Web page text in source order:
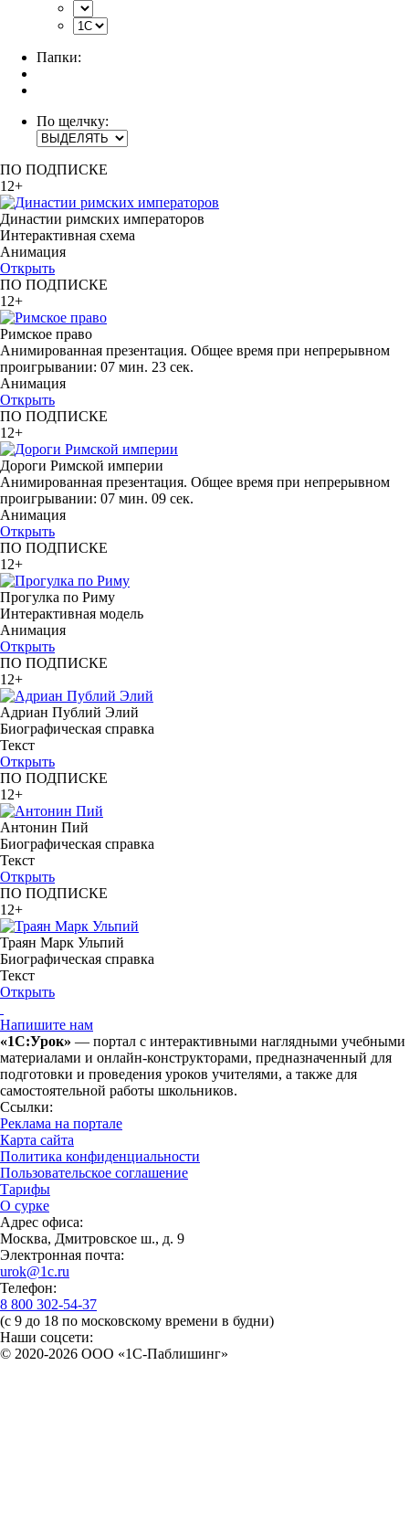
Папки:
По щелчку:
ПО ПОДПИСКЕ
12+
Династии римских императоров
Интерактивная схема
Анимация
Открыть
ПО ПОДПИСКЕ
12+
Римское право
Анимированная презентация. Общее время при непрерывном
проигрывании: 07 мин. 23 сек.
Анимация
Открыть
ПО ПОДПИСКЕ
12+
Дороги Римской империи
Анимированная презентация. Общее время при непрерывном
проигрывании: 07 мин. 09 сек.
Анимация
Открыть
ПО ПОДПИСКЕ
12+
Прогулка по Риму
Интерактивная модель
Анимация
Открыть
ПО ПОДПИСКЕ
12+
Адриан Публий Элий
Биографическая справка
Текст
Открыть
ПО ПОДПИСКЕ
12+
Антонин Пий
Биографическая справка
Текст
Открыть
ПО ПОДПИСКЕ
12+
Траян Марк Ульпий
Биографическая справка
Текст
Открыть
Напишите нам
«1С:Урок» — портал с интерактивными наглядными учебными
материалами и онлайн-конструкторами, предназначенный для
подготовки и проведения уроков учителями, а также для
самостоятельной работы школьников.
Ссылки:
Реклама на портале
Карта сайта
Политика конфиденциальности
Пользовательское соглашение
Тарифы
О сурке
Адрес офиса:
Москва, Дмитровское ш., д. 9
Электронная почта:
urok@1c.ru
Телефон:
8 800 302-54-37
(с 9 до 18 по московскому времени в будни)
Наши соцсети:
© 2020-2026 OOO «1С-Паблишинг»